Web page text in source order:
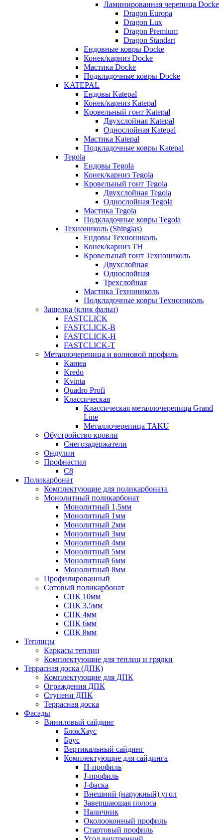
Ламинированная черепица Docke
Dragon Europa
Dragon Lux
Dragon Premium
Dragon Standart
Ендовные ковры Docke
Конек/карниз Docke
Мастика Docke
Подкладочные ковры Docke
KATEPAL
Ендовы Katepal
Конек/карниз Katepal
Кровельный гонт Katepal
Двухслойная Katepal
Однослойная Katepal
Мастика Katepal
Подкладочные ковры Katepal
Tegola
Ендовы Tegola
Конек/карниз Tegola
Кровельный гонт Tegola
Двухслойная Tegola
Однослойная Tegola
Мастика Tegola
Подкладочные ковры Tegola
Технониколь (Shinglas)
Ендовы Технониколь
Конек/карниз ТН
Кровельный гонт Технониколь
Двухслойная
Однослойная
Трехслойная
Мастика Технониколь
Подкладочные ковры Технониколь
Защелка (клик фальц)
FASTCLICK
FASTCLICK-B
FASTCLICK-H
FASTCLICK-T
Металлочерепица и волновой профиль
Kamea
Kredo
Kvinta
Quadro Profi
Классическая
Классическая металлочерепица Grand
Line
Металлочерепица TAKU
Обустройство кровли
Снегозадержатели
Ондулин
Профнастил
С8
Поликарбонат
Комплектующие для поликарбоната
Монолитный поликарбонат
Монолитный 1,5мм
Монолитный 1мм
Монолитный 2мм
Монолитный 3мм
Монолитный 4мм
Монолитный 5мм
Монолитный 6мм
Монолитный 8мм
Профилированный
Сотовый поликарбонат
СПК 10мм
СПК 3,5мм
СПК 4мм
СПК 6мм
СПК 8мм
Теплицы
Каркасы теплиц
Комплектующие для теплиц и грядки
Террасная доска (ДПК)
Комплектующие для ДПК
Ограждения ДПК
Ступени ДПК
Террасная доска
Фасады
Виниловый сайдинг
БлокХаус
Брус
Вертикальный сайдинг
Комплектующие для сайдинга
H-профиль
J-профиль
J-фаска
Внешний (наружный) угол
Завершающая полоса
Наличник
Околооконный профиль
Стартовый профиль